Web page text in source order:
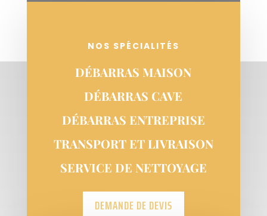
NOS SPÉCIALITÉS
DÉBARRAS MAISON
DÉBARRAS CAVE
DÉBARRAS ENTREPRISE
TRANSPORT ET LIVRAISON
SERVICE DE NETTOYAGE
DEMANDE DE DEVIS